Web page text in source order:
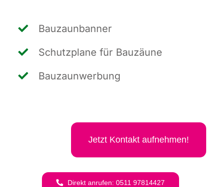
Bau­zaun­ban­ner
Schutz­pla­ne für Bauzäune
Bau­zaun­wer­bung
Jetzt Kon­takt aufnehmen!
Direkt anru­fen: 0511 97814427